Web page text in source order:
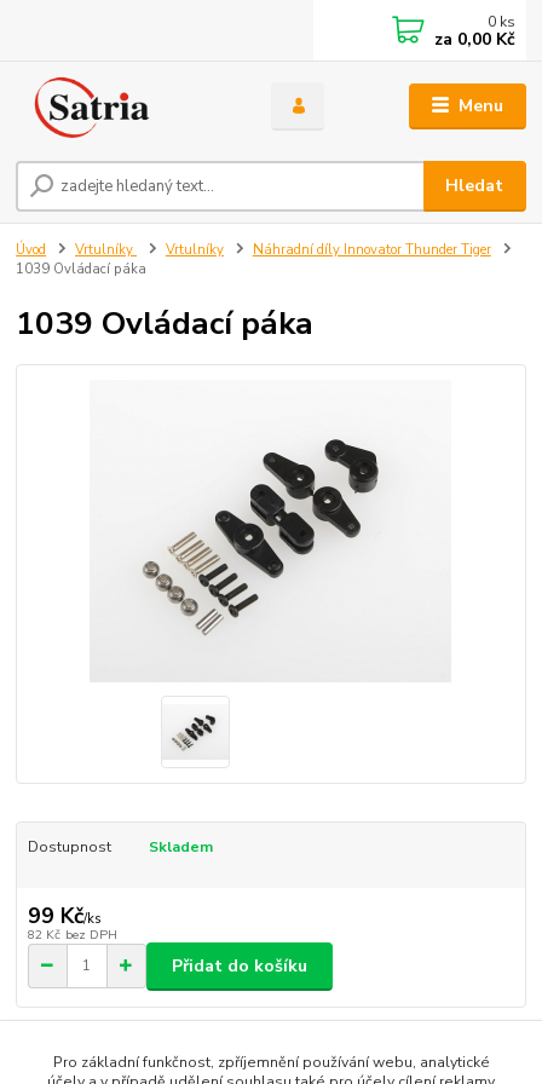
Menu
Hledat
0 ks
za 0,00 Kč
Úvod Vrtulníky Vrtulníky
Náhradní díly Innovator Thunder Tiger
1039 Ovládací páka
1039 Ovládací páka
Dostupnost Skladem
99 Kč/ks
82 Kč bez DPH
Přidat do košíku
Pro základní funkčnost, zpříjemnění používání webu, analytické